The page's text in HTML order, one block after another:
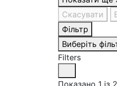
Скасувати
Фільтр
Виберіть
Filters
Показано 1 із